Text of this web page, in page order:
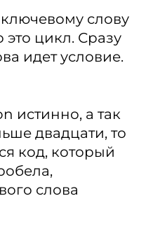
слову
это цикл. Сразу
идет условие.
истинно, а так
двадцати, то
код, который
слова